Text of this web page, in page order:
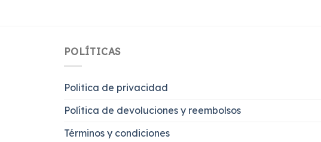
POLÍTICAS
Politica de privacidad
Política de devoluciones y reembolsos
Términos y condiciones